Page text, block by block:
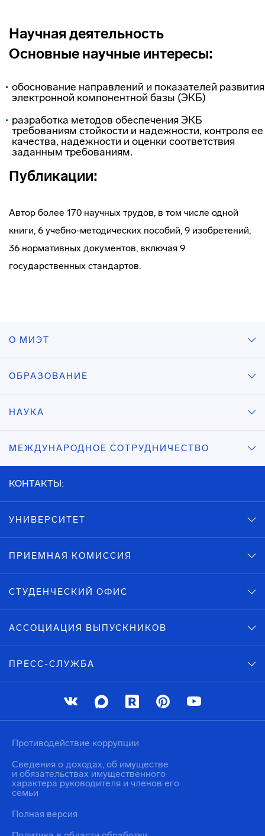
Научная деятельность
Основные научные интересы:
обоснование направлений и показателей развития
электронной компонентной базы (ЭКБ)
разработка методов обеспечения ЭКБ
требованиям стойкости и надежности, контроля ее
качества, надежности и оценки соответствия
заданным требованиям.
Публикации:
Автор более 170 научных трудов, в том числе одной
книги, 6 учебно-методических пособий, 9 изобретений,
36 нормативных документов, включая 9
государственных стандартов.
О МИЭТ
ОБРАЗОВАНИЕ
НАУКА
МЕЖДУНАРОДНОЕ СОТРУДНИЧЕСТВО
КОНТАКТЫ:
УНИВЕРСИТЕТ
ПРИЕМНАЯ КОМИССИЯ
СТУДЕНЧЕСКИЙ ОФИС
АССОЦИАЦИЯ ВЫПУСКНИКОВ
ПРЕСС-СЛУЖБА
Противодействие коррупции
Сведения о доходах, об имуществе
и обязательствах имущественного
характера руководителя и членов его
семьи
Полная версия